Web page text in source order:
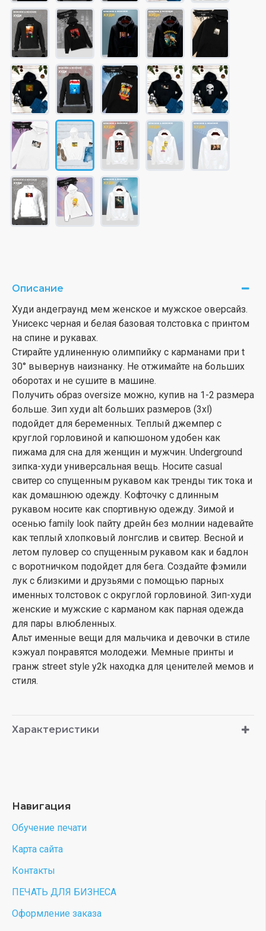
Описание
Худи андеграунд мем женское и мужское оверсайз.
Унисекс черная и белая базовая толстовка с принтом
на спине и рукавах.
Стирайте удлиненную олимпийку с карманами при t
30° вывернув наизнанку. Не отжимайте на больших
оборотах и не сушите в машине.
Получить образ oversize можно, купив на 1-2 размера
больше. Зип худи alt больших размеров (3xl)
подойдет для беременных. Теплый джемпер с
круглой горловиной и капюшоном удобен как
пижама для сна для женщин и мужчин. Underground
зипка-худи универсальная вещь. Носите casual
свитер со спущенным рукавом как тренды тик тока и
как домашнюю одежду. Кофточку с длинным
рукавом носите как спортивную одежду. Зимой и
осенью family look пайту дрейн без молнии надевайте
как теплый хлопковый лонгслив и свитер. Весной и
летом пуловер со спущенным рукавом как и бадлон
с воротничком подойдет для бега. Создайте фэмили
лук с близкими и друзьями с помощью парных
именных толстовок с округлой горловиной. Зип-худи
женские и мужские с карманом как парная одежда
для пары влюбленных.
Альт именные вещи для мальчика и девочки в стиле
кэжуал понравятся молодежи. Мемные принты и
гранж street style y2k находка для ценителей мемов и
стиля.
Характеристики
Навигация
Обучение печати
Карта сайта
Контакты
ПЕЧАТЬ ДЛЯ БИЗНЕСА
Оформление заказа